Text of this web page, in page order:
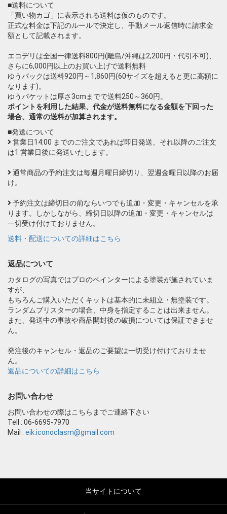
■送料について
「買い物カゴ」に表示される送料は仮のものです。
正式な料金は下記のルールで決定し、手動メール返信時に請求金
額として記載されます。
エコデリは全国一律送料800円(離島/沖縄は2,200円・代引不可)、
さらに6,000円以上のお買い上げで送料無料
ゆうパックは送料920円～1,860円(60サイズを超えると更に高額に
なります)。
ゆうパケットは厚さ3cmまでで送料250～360円。
ポイントを利用した結果、代金が送料無料になる金額を下回った
場合、通常の送料が加算されます。
■発送について
営業日14:00 までのご注文であれば即日発送、それ以降のご注文
は1 営業日後に発送いたします。
通常商品の予約注文は毎週月曜日締切り、翌週金曜日以降のお届
け。
予約注文は締切日の前ならいつでも追加・変更・キャンセルを承
ります。しかしながら、締切日以降の追加・変更・キャンセルは
一切受け付けておりません。
送料・配送についての詳細はこちら
返品について
カタログの写真ではプロのペインターによる塗装が施されていま
すが、
もちろんご購入いただくキットは基本的に未組立・無塗装です。
ランダムブリスターの場合、中身を指定することは出来ません。
また、発送中の事故や商品開封後の破損については保証できませ
ん。
発注後のキャンセル・返品のご要望は一切受け付けておりませ
ん。
返品についての詳細はこちら
お問い合わせ
お問い合わせの際はこちらまでご連絡下さい
Tell : 06-6695-7970
Mail : eik.iconoclasm@gmail.com
当サイトについて